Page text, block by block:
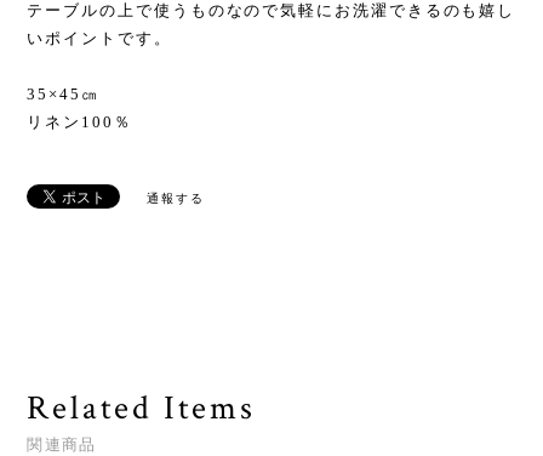
テーブルの上で使うものなので気軽にお洗濯できるのも嬉し
いポイントです。
35×45㎝
リネン100％
通報する
Related Items
関連商品